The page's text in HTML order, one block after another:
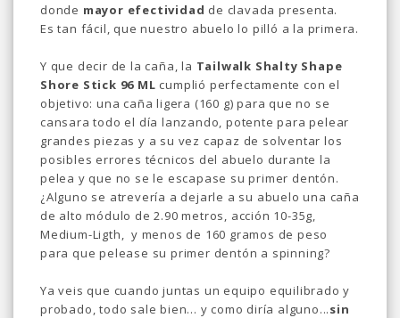
donde mayor efectividad de clavada presenta.
Es tan fácil, que nuestro abuelo lo pilló a la primera.
Y que decir de la caña, la Tailwalk Shalty Shape
Shore Stick 96 ML cumplió perfectamente con el
objetivo: una caña ligera (160 g) para que no se
cansara todo el día lanzando, potente para pelear
grandes piezas y a su vez capaz de solventar los
posibles errores técnicos del abuelo durante la
pelea y que no se le escapase su primer dentón.
¿Alguno se atrevería a dejarle a su abuelo una caña
de alto módulo de 2.90 metros, acción 10-35g,
Medium-Ligth, y menos de 160 gramos de peso
para que pelease su primer dentón a spinning?
Ya veis que cuando juntas un equipo equilibrado y
probado, todo sale bien... y como diría alguno...sin